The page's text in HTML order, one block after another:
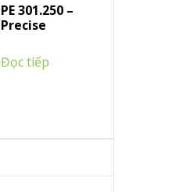
PE 301.250 –
Precise
Đọc tiếp